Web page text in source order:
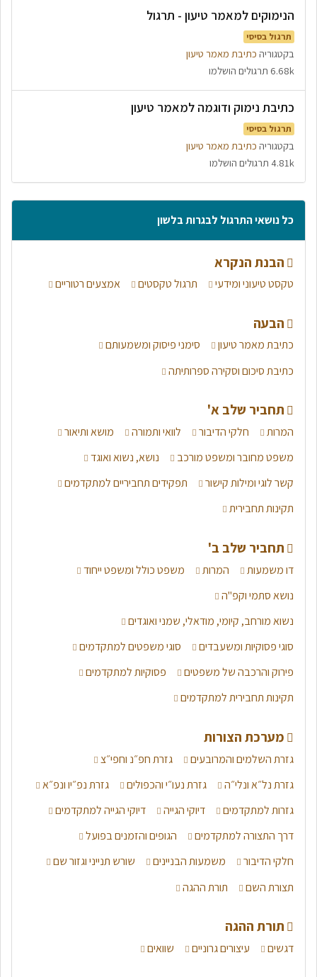
הנימוקים למאמר טיעון - תרגול
תרגול בסיסי
בקטגוריה כתיבת מאמר טיעון
6.68k תרגולים הושלמו
כתיבת נימוק ודוגמה למאמר טיעון
תרגול בסיסי
בקטגוריה כתיבת מאמר טיעון
4.81k תרגולים הושלמו
כל נושאי התרגול לבגרות בלשון
הבנת הנקרא
טקסט טיעוני ומידעי תרגול טקסטים אמצעים רטוריים
הבעה
כתיבת מאמר טיעון
סימני פיסוק ומשמעותם
כתיבת סיכום וסקירה ספרותיתה
תחביר שלב א'
המרות חלקי הדיבור לוואי ותמורה
מושא ותיאור
משפט מחובר ומשפט מורכב
נושא, נשוא ואוגד
קשר לוגי ומילות קישור
תפקידים תחביריים למתקדמים
תקינות תחבירית
תחביר שלב ב'
דו משמעות המרות
משפט כולל ומשפט ייחוד
נושא סתמי וקפ"ה
נשוא מורחב, קיומי, מודאלי, שמני ואוגדים
סוגי פסוקיות ומשעבדים
סוגי משפטים למתקדמים
פירוק והרכבה של משפטים
פסוקיות למתקדמים
תקינות תחבירית למתקדמים
מערכת הצורות
גזרת השלמים והמרובעים
גזרת חפ״נ וחפי״צ
גזרת נל״א ונלי״ה
גזרת נעו״י והכפולים
גזרת נפ״יו ונפ״א
גזרות למתקדמים
דיוקי הגייה
דיוקי הגייה למתקדמים
דרך התצורה למתקדמים
הגופים והזמנים בפועל
חלקי הדיבור
משמעות הבניינים
שורש תנייני וגזור שם
תצורת השם
תורת ההגה
תורת ההגה
דגשים עיצורים גרוניים שוואים